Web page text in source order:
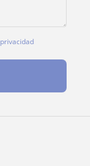
privacidad